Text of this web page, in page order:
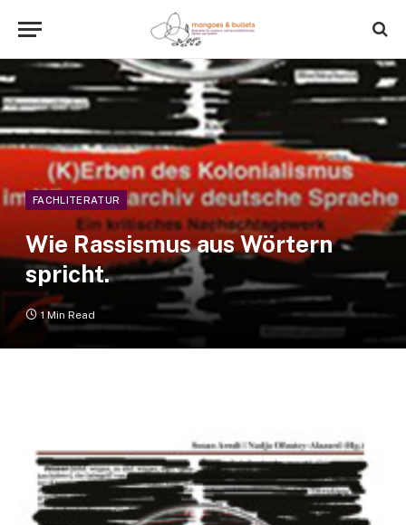
FACHLITERATUR
Wie Rassismus aus Wörtern
spricht.
1 Min Read